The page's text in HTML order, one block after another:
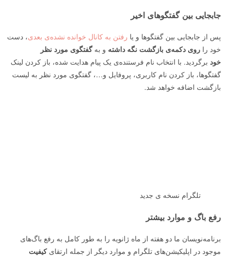
جابجایی بین گفتگوهای اخیر
پس از جابجایی بین گفتگوها و یا رفتن به کانال خوانده نشده‌ی بعدی، دست
خود را روی دکمه‌ی بازگشت نگه داشته و بهگفتگوی مورد نظر
خود برگردید. با انتخاب نام فرستنده‌ی یک پیام هدایت شده، باز کردن لینک
گفتگوها، باز کردن نام کاربری، پروفایل و…، گفتگوی مورد نظر به لیست
بازگشت اضافه خواهد شد.
تلگرام نسخه ی جدید
رفع باگ و موارد بیشتر
برنامه‌نویسان ما دو هفته از ماه ژانویه را به طور کامل به رفع باگ‌های
موجود در اپلیکیشن‌های تلگرام و موارد دیگر از جمله ارتقایکیفیت